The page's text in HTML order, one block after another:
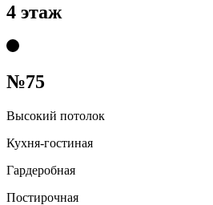
4 этаж
№75
Высокий потолок
Кухня-гостиная
Гардеробная
Постирочная